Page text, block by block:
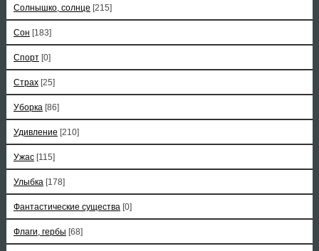
Солнышко, солнце [215]
Сон [183]
Спорт [0]
Страх [25]
Уборка [86]
Удивление [210]
Ужас [115]
Улыбка [178]
Фантастические существа [0]
Флаги, гербы [68]